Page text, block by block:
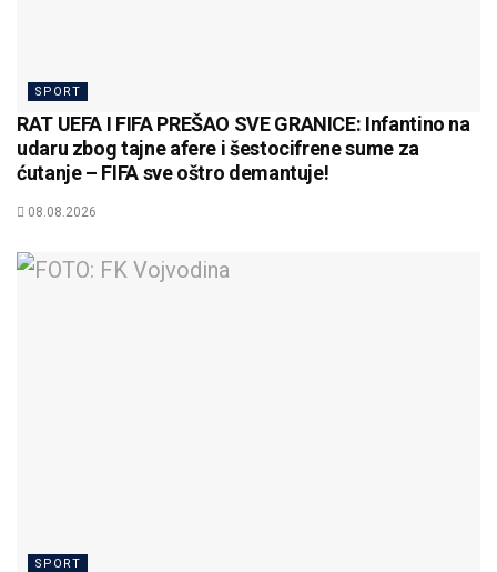
SPORT
RAT UEFA I FIFA PREŠAO SVE GRANICE: Infantino na
udaru zbog tajne afere i šestocifrene sume za
ćutanje – FIFA sve oštro demantuje!
08.08.2026
SPORT